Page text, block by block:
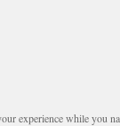
experience while you